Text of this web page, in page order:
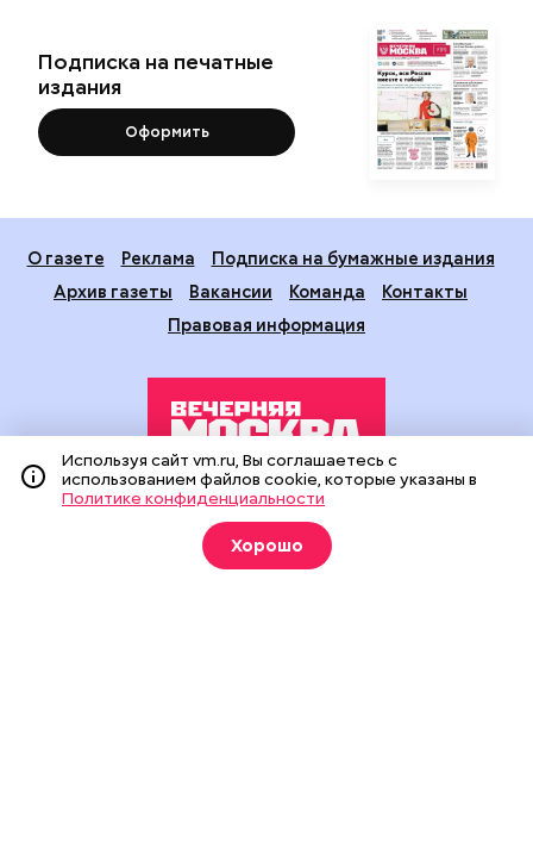
Подписка на печатные
издания
Оформить
О газете Реклама
Подписка на бумажные издания
Архив газеты
Вакансии Команда
Контакты
Правовая информация
Издание создано при финансовой поддержке Департамента
средств массовой информации и рекламы города Москвы.
На сайте применяются рекомендательные технологии
(информационные технологии предоставления информации
Используя сайт vm.ru, Вы соглашаетесь с
использованием файлов cookie, которые указаны в
Политике конфиденциальности
Хорошо